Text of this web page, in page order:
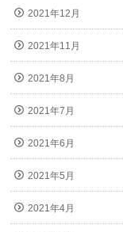
2021年12月
2021年11月
2021年8月
2021年7月
2021年6月
2021年5月
2021年4月